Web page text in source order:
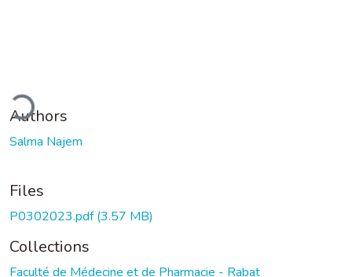
Authors
Salma Najem
Files
P0302023.pdf(3.57 MB)
Collections
Faculté de Médecine et de Pharmacie - Rabat